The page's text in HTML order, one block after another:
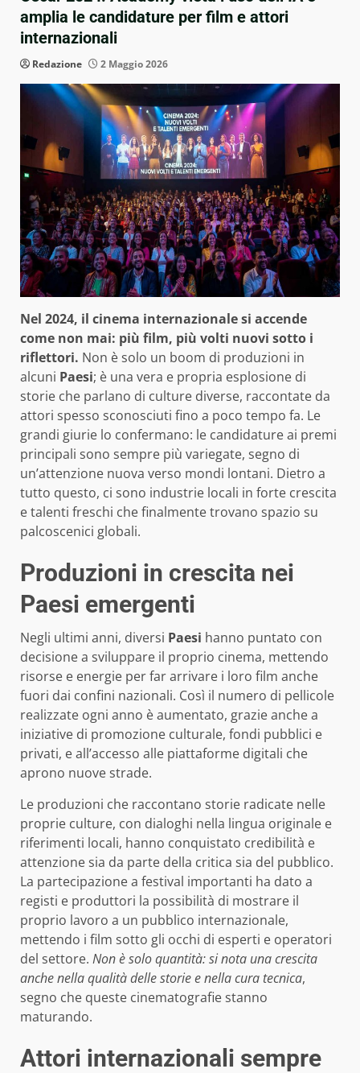
amplia le candidature per film e attori
internazionali
Redazione 2 Maggio 2026
Nel 2024, il cinema internazionale si accende
come non mai: più film, più volti nuovi sotto i
riflettori. Non è solo un boom di produzioni in
alcuni Paesi; è una vera e propria esplosione di
storie che parlano di culture diverse, raccontate da
attori spesso sconosciuti fino a poco tempo fa. Le
grandi giurie lo confermano: le candidature ai premi
principali sono sempre più variegate, segno di
un’attenzione nuova verso mondi lontani. Dietro a
tutto questo, ci sono industrie locali in forte crescita
e talenti freschi che finalmente trovano spazio su
palcoscenici globali.
Produzioni in crescita nei
Paesi emergenti
Negli ultimi anni, diversi Paesi hanno puntato con
decisione a sviluppare il proprio cinema, mettendo
risorse e energie per far arrivare i loro film anche
fuori dai confini nazionali. Così il numero di pellicole
realizzate ogni anno è aumentato, grazie anche a
iniziative di promozione culturale, fondi pubblici e
privati, e all’accesso alle piattaforme digitali che
aprono nuove strade.
Le produzioni che raccontano storie radicate nelle
proprie culture, con dialoghi nella lingua originale e
riferimenti locali, hanno conquistato credibilità e
attenzione sia da parte della critica sia del pubblico.
La partecipazione a festival importanti ha dato a
registi e produttori la possibilità di mostrare il
proprio lavoro a un pubblico internazionale,
mettendo i film sotto gli occhi di esperti e operatori
del settore. Non è solo quantità: si nota una crescita
anche nella qualità delle storie e nella cura tecnica,
segno che queste cinematografie stanno
maturando.
Attori internazionali sempre